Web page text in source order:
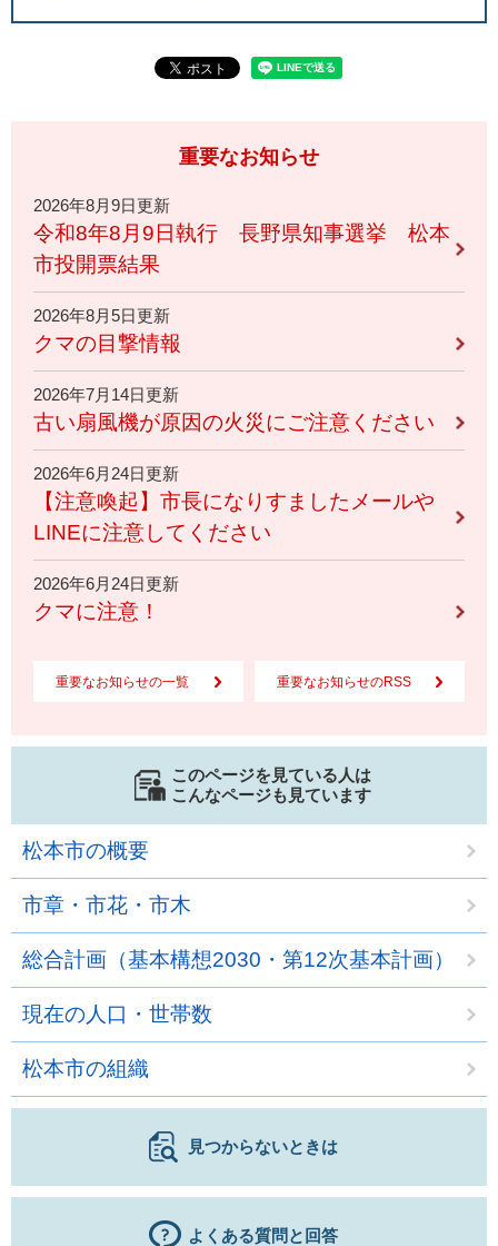
重要なお知らせ
2026年8月9日更新
令和8年8月9日執行 長野県知事選挙 松本
市投開票結果
2026年8月5日更新
クマの目撃情報
2026年7月14日更新
古い扇風機が原因の火災にご注意ください
2026年6月24日更新
【注意喚起】市長になりすましたメールや
LINEに注意してください
2026年6月24日更新
クマに注意！
重要なお知らせの一覧 重要なお知らせのRSS
このページを見ている人は
こんなページも見ています
松本市の概要
市章・市花・市木
総合計画（基本構想2030・第12次基本計画）
現在の人口・世帯数
松本市の組織
見つからないときは
よくある質問と回答